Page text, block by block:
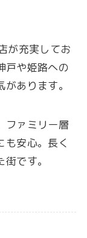
が充実してお
戸や姫路への
あります。
ファミリー層
も安心。長く
です。